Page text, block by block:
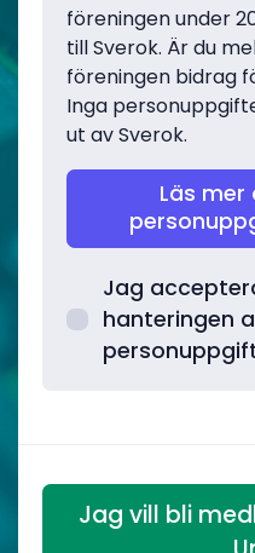
föreningen under
till Sverok. Är du
föreningen bidrag
Inga
ut av Sverok.
Läs mer
Jag
hanteringen